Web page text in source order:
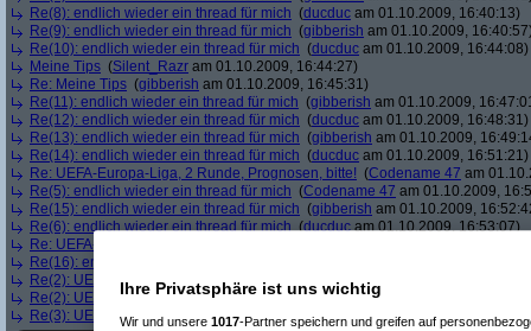
Re(8): endlich wieder ein thread für mich (ducduc am 01.10.2009, 16:40:13)
Re(9): endlich wieder ein thread für mich (gibberish am 01.10.2009,
Re(10): endlich wieder ein thread für mich (ducduc am 01.10.2009, 16:44:08)
Meine Tips (Silent_Razr am 01.10.2009, 16:44:27)
Re: Meine Tips (gibberish am 01.10.2009, 16:45:31)
Re(11): endlich wieder ein thread für mich (gibberish am 01.10.2009,
Re(12): endlich wieder ein thread für mich (ducduc am 01.10.2009, 16:48:31)
Re(13): endlich wieder ein thread für mich (gibberish am 01.10.2009,
Re(14): endlich wieder ein thread für mich (ducduc am 01.10.2009, 16:51:21)
Re: UEFA-Europa-Liga, 2 Runde, Prognosen, bitte! (Codename 47 am
Re(5): endlich wieder ein thread für mich (Codename 47 am 01.10.2009,
Re(15): endlich wieder ein thread für mich (gibberish am 01.10.2009,
Re(6): endlich wieder ein thread für mich(ducducam 01.10.2009, 16:53:07)
Re: UEFA-Europa-Liga, 2 Runde, Prognosen, bitte!
Re(16): endlich wieder ein thread für mich
Re(2): UEFA-Europa-Liga, 2 Runde, Prognosen, bitte!
Re(2): UEFA-Europa-Liga, 2 Runde, Prognosen, bitte!(
Re(3): UEFA-Europa-Liga, 2 Runde, Prognosen, bitte! (femaleam
Ihre Privatsphäre ist uns wichtig
Wir und unsere 1017-Partner speichern und greifen auf